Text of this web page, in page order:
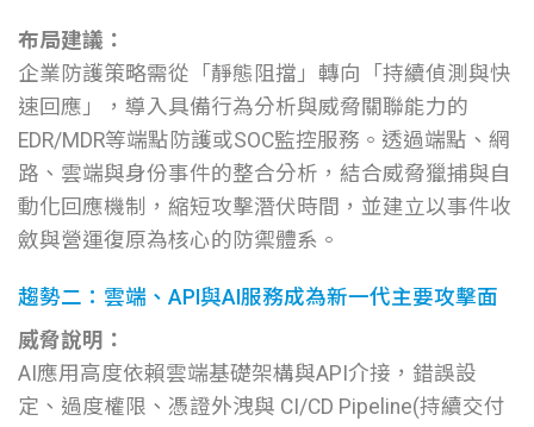
布局建議：
企業防護策略需從「靜態阻擋」轉向「持續偵測與快
速回應」，導入具備行為分析與威脅關聯能力的
EDR/MDR等端點防護或SOC監控服務。透過端點、網
路、雲端與身份事件的整合分析，結合威脅獵捕與自
動化回應機制，縮短攻擊潛伏時間，並建立以事件收
斂與營運復原為核心的防禦體系。
趨勢二：雲端、API與AI服務成為新一代主要攻擊面
威脅說明：
AI應用高度依賴雲端基礎架構與API介接，錯誤設
定、過度權限、憑證外洩與 CI/CD Pipeline(持續交付